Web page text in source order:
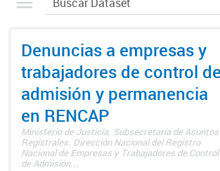
Denuncias a empresas y
trabajadores de control de
admisión y permanencia
en RENCAP
Ministerio de Justicia. Subsecretaría de Asuntos
Registrales. Dirección Nacional del Registro
Nacional de Empresas y Trabajadores de Control
de Admisión...